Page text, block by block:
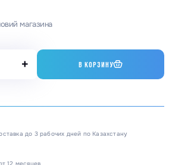
магазина
+ В КОРЗИНУ
до 3 рабочих дней по Казахстану
12 месяцев